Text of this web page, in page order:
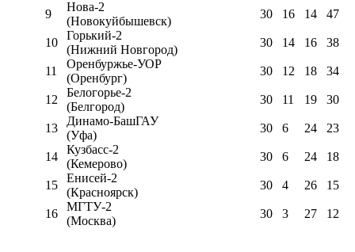
9
Нова-2
(Новокуйбышевск)
30 16 14 47
10
Горький-2
(Нижний Новгород)
30 14 16 38
11
Оренбуржье-УОР
(Оренбург)
30 12 18 34
12
Белогорье-2
(Белгород)
30 11 19 30
13
Динамо-БашГАУ
(Уфа)
30 6 24 23
14
Кузбасс-2
(Кемерово)
30 6 24 18
15
Енисей-2
(Красноярск)
30 4 26 15
16
МГТУ-2
(Москва)
30 3 27 12